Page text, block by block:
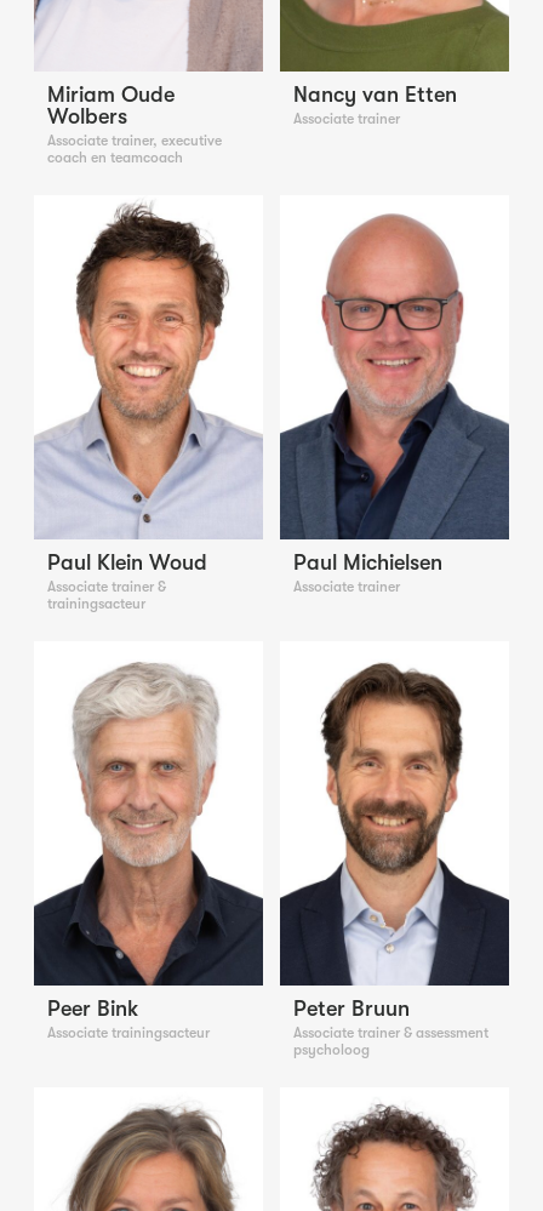
Miriam Oude
Wolbers
Associate trainer, executive
coach en teamcoach
Nancy van Etten
Associate trainer
Paul Klein Woud
Associate trainer &
trainingsacteur
Paul Michielsen
Associate trainer
Peer Bink
Associate trainingsacteur
Peter Bruun
Associate trainer & assessment
psycholoog